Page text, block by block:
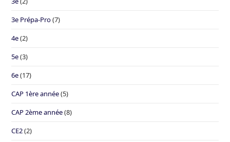
3e Prépa-Pro(7)
4e(2)
5e(3)
6e(17)
CAP 1ère année(5)
CAP 2ème année(8)
CE2(2)